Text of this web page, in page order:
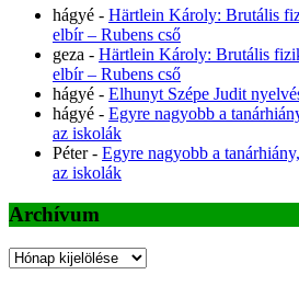
hágyé - Härtlein Károly: Brutális
elbír – Rubens cső
geza - Härtlein Károly: Brutális
elbír – Rubens cső
hágyé - Elhunyt Szépe Judit
hágyé - Egyre nagyobb a
az iskolák
Péter- Egyre nagyobb a
az iskolák
Archívum
Archívum